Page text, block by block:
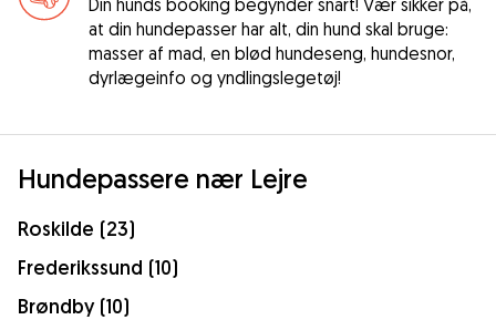
at din hundepasser har alt, din hund skal bruge:
masser af mad, en blød hundeseng, hundesnor,
dyrlægeinfo og yndlingslegetøj!
Hundepassere nær Lejre
Roskilde (23)
Frederikssund (10)
Brøndby (10)